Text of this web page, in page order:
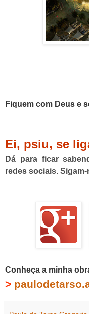
Fiquem com Deus e
Ei, psiu, se
Dá para ficar
redes sociais.
Conheça a minha
>